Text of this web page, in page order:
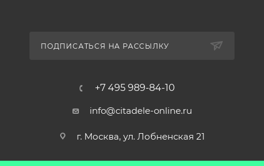
ПОДПИСАТЬСЯ НА РАССЫЛКУ
+7 495 989-84-10
info@citadele-online.ru
г. Москва, ул. Лобненская 21